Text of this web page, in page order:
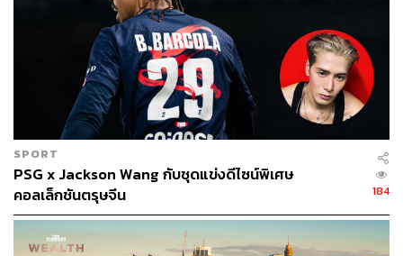
SPORT
PSG x Jackson Wang กับชุดแข่งดีไซน์พิเศษ
คอลเล็กชันตรุษจีน
184